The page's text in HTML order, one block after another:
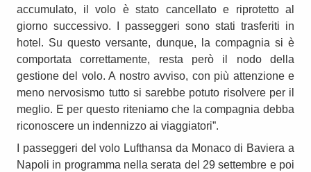
accumulato, il volo è stato cancellato e riprotetto al
giorno successivo. I passeggeri sono stati trasferiti in
hotel. Su questo versante, dunque, la compagnia si è
comportata correttamente, resta però il nodo della
gestione del volo. A nostro avviso, con più attenzione e
meno nervosismo tutto si sarebbe potuto risolvere per il
meglio. E per questo riteniamo che la compagnia debba
riconoscere un indennizzo ai viaggiatori”.
I passeggeri del volo Lufthansa da Monaco di Baviera a
Napoli in programma nella serata del 29 settembre e poi